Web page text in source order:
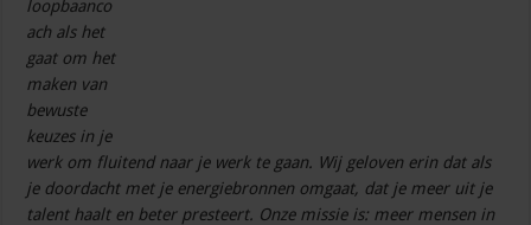
loopbaanco
ach als het
gaat om het
maken van
bewuste
keuzes in je
werk om fluitend naar je werk te gaan. Wij geloven erin dat als
je doordacht met je energiebronnen omgaat, dat je meer uit je
talent haalt en beter presteert. Onze missie is: meer mensen in